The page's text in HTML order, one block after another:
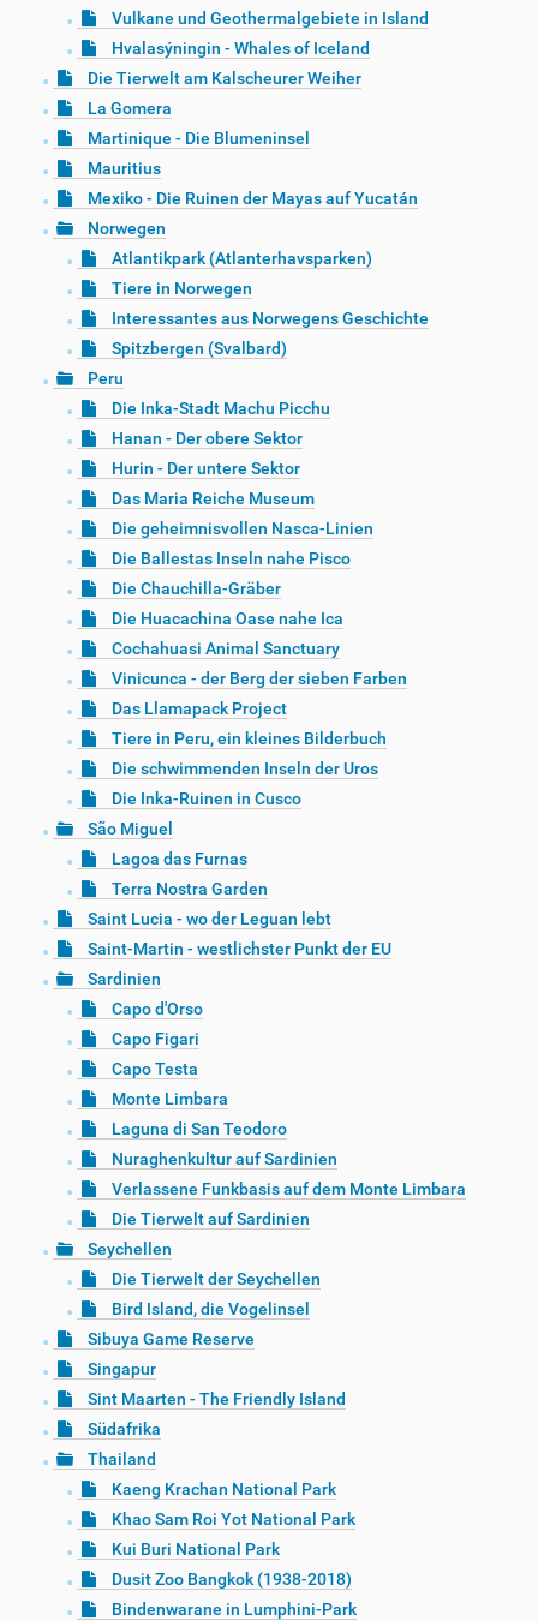
Vulkane und Geothermalgebiete in Island
Hvalasýningin - Whales of Iceland
Die Tierwelt am Kalscheurer Weiher
La Gomera
Martinique - Die Blumeninsel
Mauritius
Mexiko - Die Ruinen der Mayas auf Yucatán
Norwegen
Atlantikpark (Atlanterhavsparken)
Tiere in Norwegen
Interessantes aus Norwegens Geschichte
Spitzbergen (Svalbard)
Peru
Die Inka-Stadt Machu Picchu
Hanan - Der obere Sektor
Hurin - Der untere Sektor
Das Maria Reiche Museum
Die geheimnisvollen Nasca-Linien
Die Ballestas Inseln nahe Pisco
Die Chauchilla-Gräber
Die Huacachina Oase nahe Ica
Cochahuasi Animal Sanctuary
Vinicunca - der Berg der sieben Farben
Das Llamapack Project
Tiere in Peru, ein kleines Bilderbuch
Die schwimmenden Inseln der Uros
Die Inka-Ruinen in Cusco
São Miguel
Lagoa das Furnas
Terra Nostra Garden
Saint Lucia - wo der Leguan lebt
Saint-Martin - westlichster Punkt der EU
Sardinien
Capo d'Orso
Capo Figari
Capo Testa
Monte Limbara
Laguna di San Teodoro
Nuraghenkultur auf Sardinien
Verlassene Funkbasis auf dem Monte Limbara
Die Tierwelt auf Sardinien
Seychellen
Die Tierwelt der Seychellen
Bird Island, die Vogelinsel
Sibuya Game Reserve
Singapur
Sint Maarten - The Friendly Island
Südafrika
Thailand
Kaeng Krachan National Park
Khao Sam Roi Yot National Park
Kui Buri National Park
Dusit Zoo Bangkok (1938-2018)
Bindenwarane in Lumphini-Park